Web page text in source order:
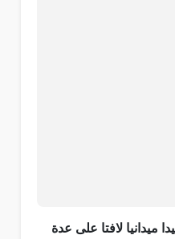
ميدانيا لافتا على عدة